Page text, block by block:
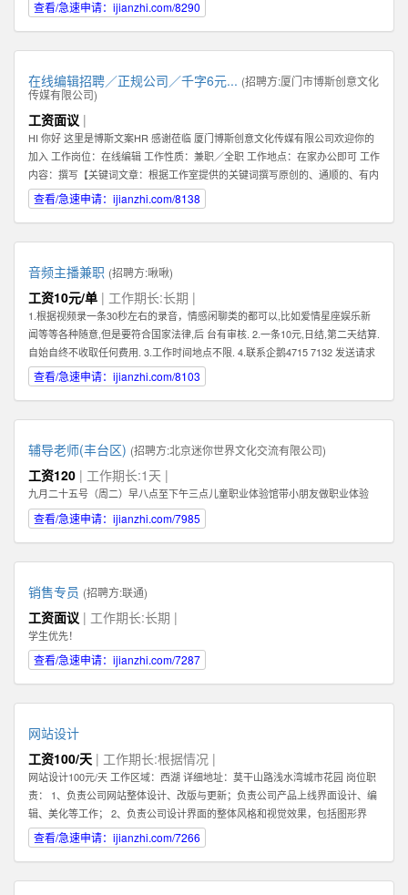
查看/急速申请：ijianzhi.com/8290
在线编辑招聘／正规公司／千字6元... (招聘方:厦门市博斯创意文化
传媒有限公司)
工资面议 |
HI 你好 这里是博斯文案HR 感谢莅临 厦门博斯创意文化传媒有限公司欢迎你的
加入 工作岗位：在线编辑 工作性质：兼职／全职 工作地点：在家办公即可 工作
内容：撰写【关键词文章：根据工作室提供的关键词撰写原创的、通顺的、有内
容的文章】 文章要求：质量一般，重点要求原创（不可复制网络文章）、通
顺。 编辑薪资：稿酬制。【6元／1000字】 非诚勿扰。考虑清楚自己是否合
查看/急速申请：ijianzhi.com/8138
音频主播兼职 (招聘方:啾啾)
工资10元/单 | 工作期长:长期 |
1.根据视频录一条30秒左右的录音，情感闲聊类的都可以,比如爱情星座娱乐新
闻等等各种随意,但是要符合国家法律,后 台有审核. 2.一条10元,日结,第二天结算.
自始自终不收取任何费用. 3.工作时间地点不限. 4.联系企鹅4715 7132 发送请求
时,请备注录音采集兼职.
查看/急速申请：ijianzhi.com/8103
辅导老师(丰台区) (招聘方:北京迷你世界文化交流有限公司)
工资120 | 工作期长:1天 |
九月二十五号（周二）早八点至下午三点儿童职业体验馆带小朋友做职业体验
查看/急速申请：ijianzhi.com/7985
销售专员 (招聘方:联通)
工资面议 | 工作期长:长期 |
学生优先！
查看/急速申请：ijianzhi.com/7287
网站设计
工资100/天 | 工作期长:根据情况 |
网站设计100元/天 工作区域：西湖 详细地址：莫干山路浅水湾城市花园 岗位职
责： 1、负责公司网站整体设计、改版与更新；负责公司产品上线界面设计、编
辑、美化等工作； 2、负责公司设计界面的整体风格和视觉效果，包括图形界
面，交互设计，logo及icon设计等； 3、熟练把握网页各元素和要件，能够独立
进行网站美工布局的设计； 4、不断完善和熟悉，负责网站整体架构的设计和网
的收集、整理、汇总、归档等工作，为公司各项目的成功开发提供优质素材；
查看/急速申请：ijianzhi.com/7266